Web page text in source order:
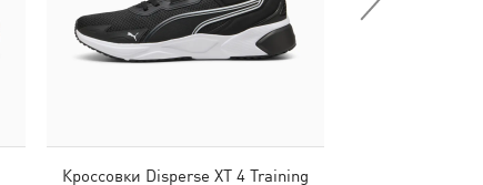
Кроссовки Disperse XT 4 Training